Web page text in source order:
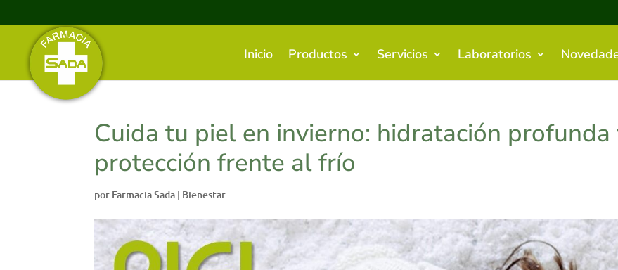
Inicio Productos Servicios Laboratorios
Cuida tu piel en invierno: hidratación profunda
protección frente al frío
por Farmacia Sada | Bienestar